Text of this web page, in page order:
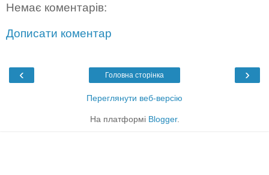
Немає коментарів:
Дописати коментар
‹ ›
Головна сторінка
Переглянути веб-версію
На платформі Blogger.